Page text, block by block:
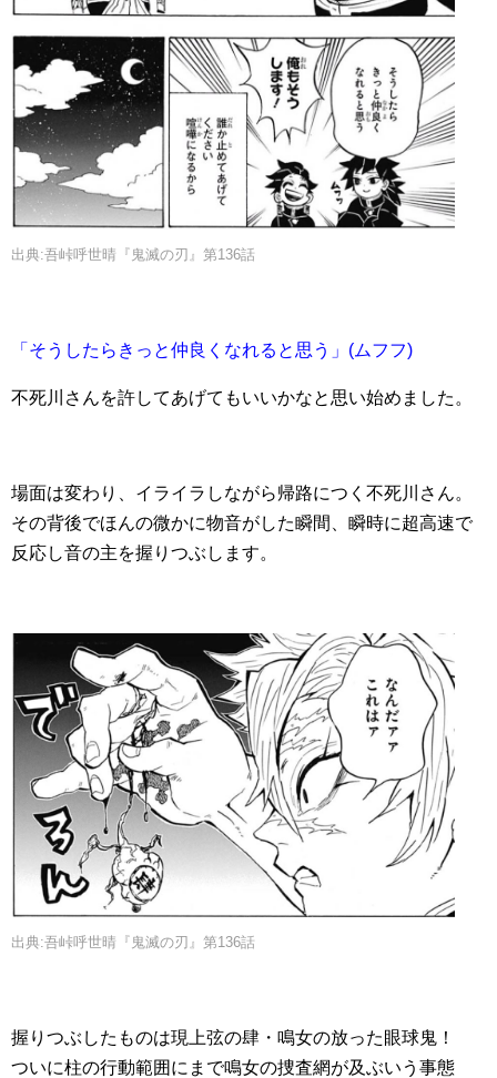
出典:吾峠呼世晴『鬼滅の刃』第136話
「そうしたらきっと仲良くなれると思う」(ムフフ)
不死川さんを許してあげてもいいかなと思い始めました。
場面は変わり、イライラしながら帰路につく不死川さん。
その背後でほんの微かに物音がした瞬間、瞬時に超高速で
反応し音の主を握りつぶします。
出典:吾峠呼世晴『鬼滅の刃』第136話
握りつぶしたものは現上弦の肆・鳴女の放った眼球鬼！
ついに柱の行動範囲にまで鳴女の捜査網が及ぶいう事態